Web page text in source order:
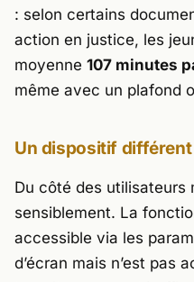
: selon certains
action en justice, les
moyenne 107 minutes
même avec un plafond
Un dispositif
Du côté des utilisateurs
sensiblement. La
accessible via les
d’écran mais n’est pas